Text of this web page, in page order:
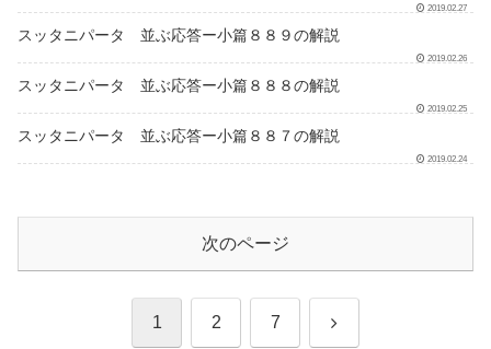
2019.02.27
スッタニパータ 並ぶ応答ー小篇８８９の解説
2019.02.26
スッタニパータ 並ぶ応答ー小篇８８８の解説
2019.02.25
スッタニパータ 並ぶ応答ー小篇８８７の解説
2019.02.24
次のページ
1 2 7 次